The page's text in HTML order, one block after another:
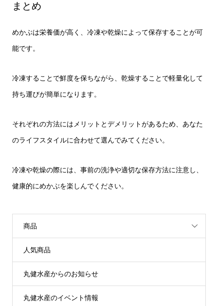
まとめ
めかぶは栄養価が高く、冷凍や乾燥によって保存することが可
能です。
冷凍することで鮮度を保ちながら、乾燥することで軽量化して
持ち運びが簡単になります。
それぞれの方法にはメリットとデメリットがあるため、あなた
のライフスタイルに合わせて選んでみてください。
冷凍や乾燥の際には、事前の洗浄や適切な保存方法に注意し、
健康的にめかぶを楽しんでください。
商品
人気商品
丸健水産からのお知らせ
丸健水産のイベント情報